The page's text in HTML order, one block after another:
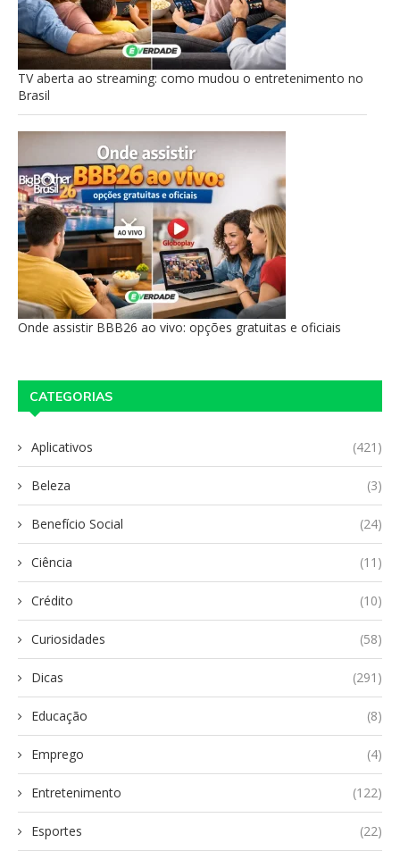
TV aberta ao streaming: como mudou o entretenimento no
Brasil
Onde assistir BBB26 ao vivo: opções gratuitas e oficiais
CATEGORIAS
Aplicativos (421)
Beleza (3)
Benefício Social (24)
Ciência (11)
Crédito (10)
Curiosidades (58)
Dicas (291)
Educação (8)
Emprego (4)
Entretenimento (122)
Esportes (22)